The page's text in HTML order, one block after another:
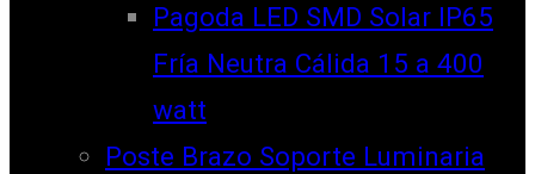
Pagoda LED SMD Solar IP65
Fría Neutra Cálida 15 a 400
watt
Poste Brazo Soporte Luminaria